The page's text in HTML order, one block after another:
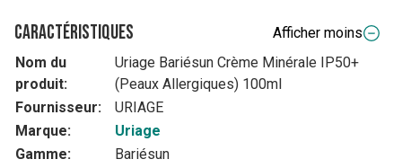
Caractéristiques
Afficher moins
Nom du
produit:
Uriage Bariésun Crème Minérale IP50+
(Peaux Allergiques) 100ml
Fournisseur:
URIAGE
Marque:
Uriage
Gamme:
Bariésun